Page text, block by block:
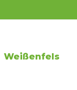
Weißenfels